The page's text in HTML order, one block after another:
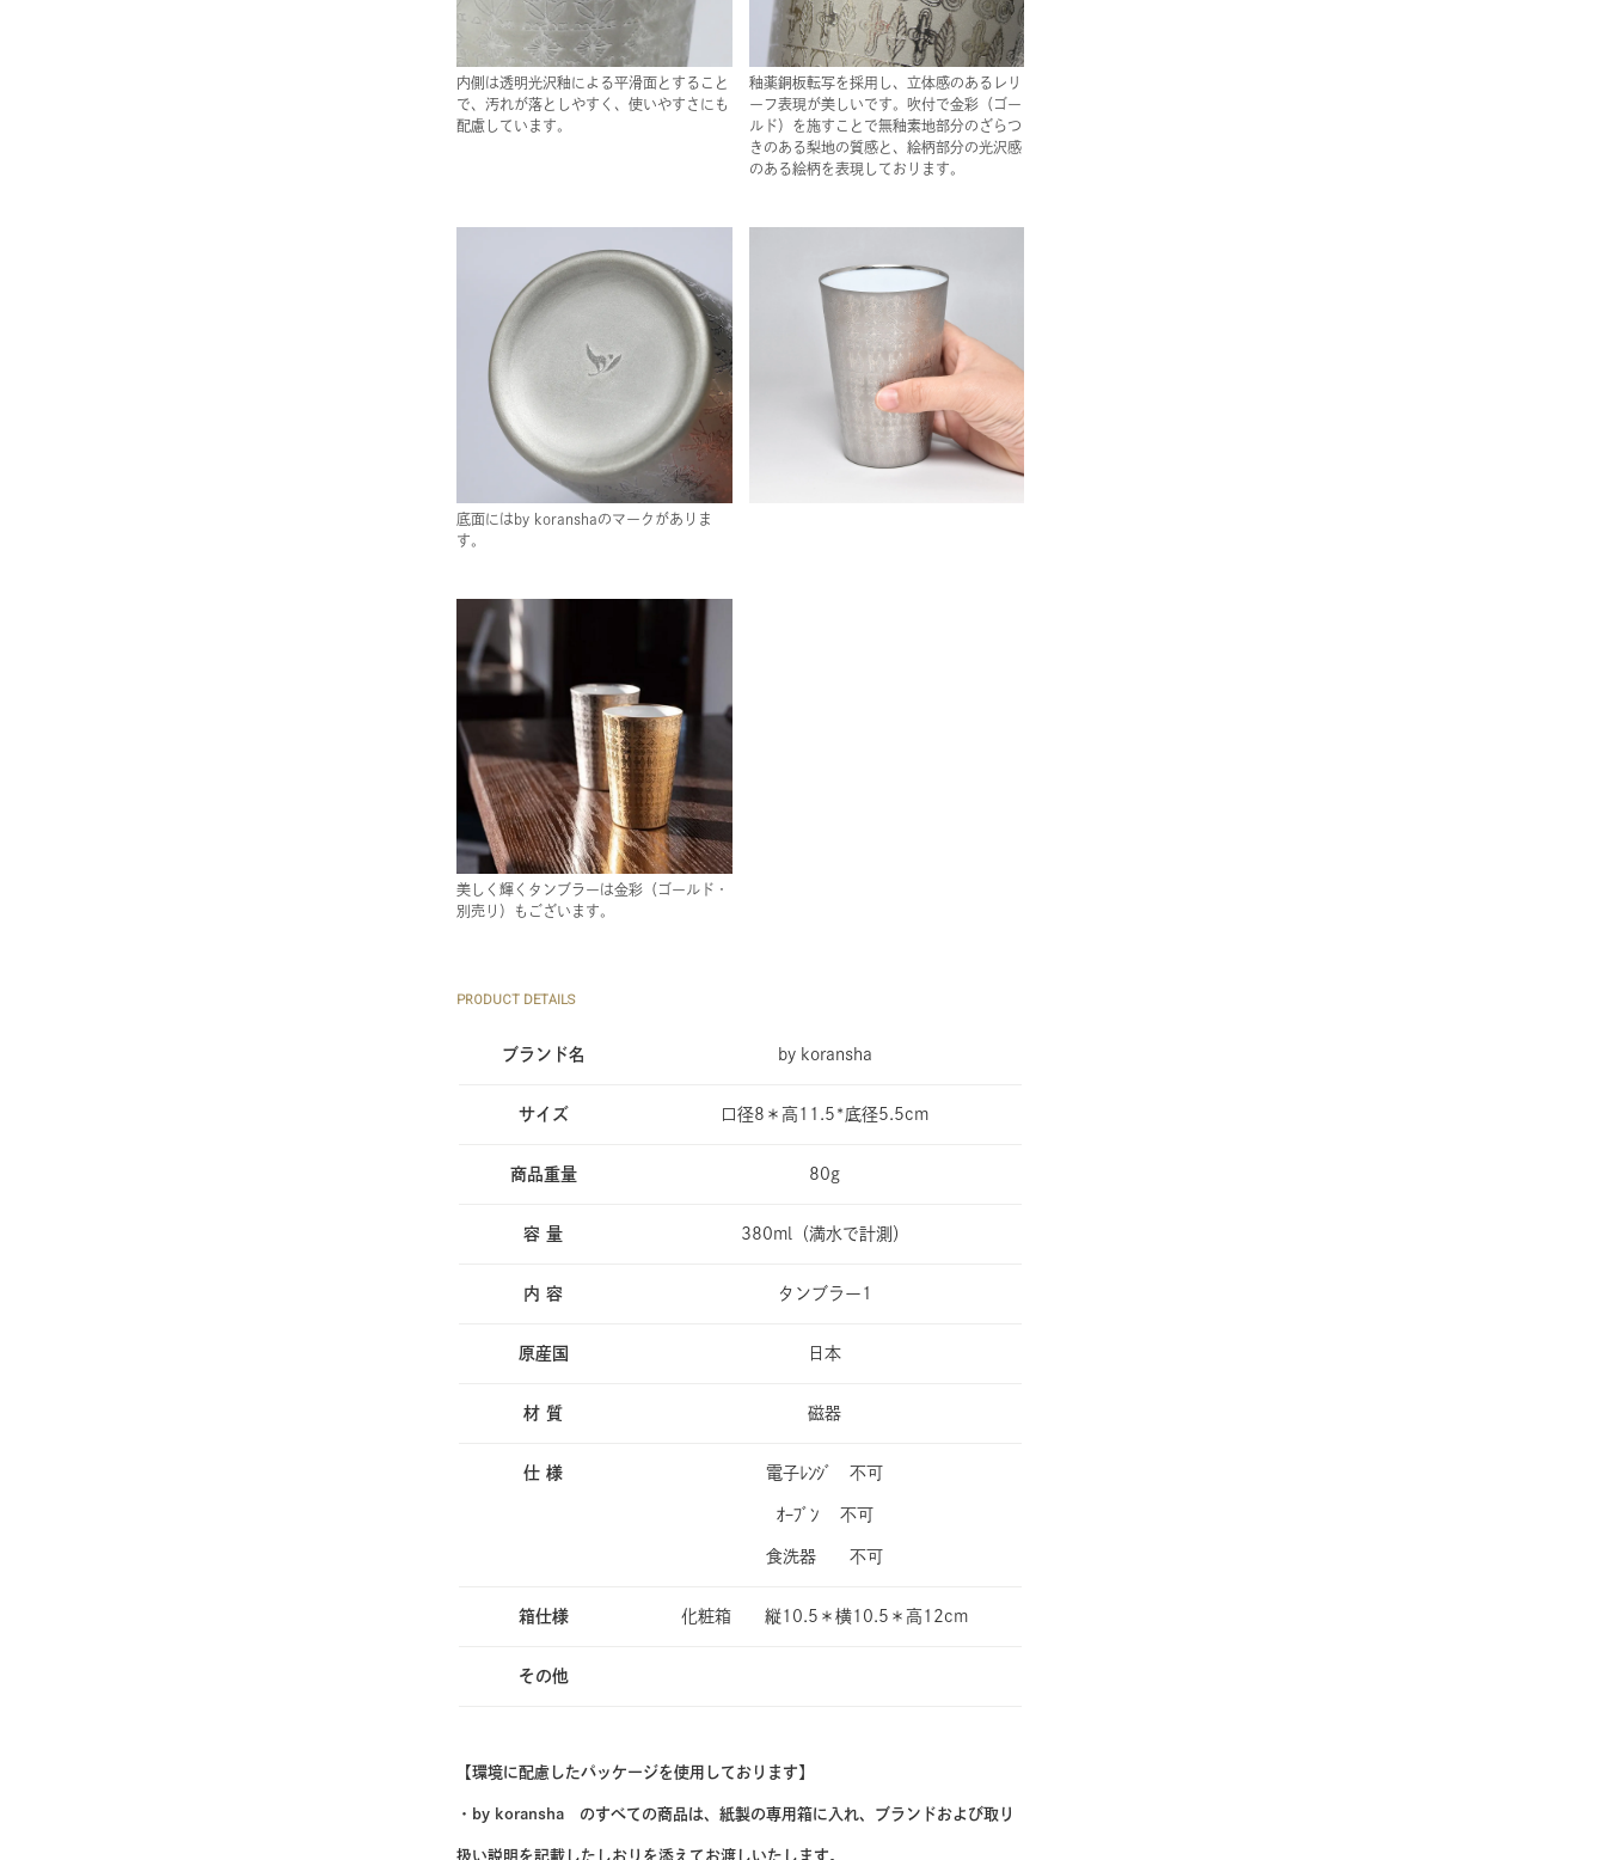
内側は透明光沢釉による平滑面とすること
で、汚れが落としやすく、使いやすさにも
配慮しています。
釉薬銅板転写を採用し、立体感のあるレリ
ーフ表現が美しいです。吹付で金彩（ゴー
ルド）を施すことで無釉素地部分のざらつ
きのある梨地の質感と、絵柄部分の光沢感
のある絵柄を表現しております。
底面にはby koranshaのマークがありま
す。
美しく輝くタンブラーは金彩（ゴールド・
別売り）もございます。
PRODUCT DETAILS
ブランド名 by koransha
サイズ 口径8＊高11.5*底径5.5cm
商品重量 80g
容 量 380ml（満水で計測）
内 容 タンブラー1
原産国 日本
材 質 磁器
仕 様 電子ﾚﾝｼﾞ 不可
ｵｰﾌﾞﾝ 不可
食洗器 不可
箱仕様 化粧箱 縦10.5＊横10.5＊高12cm
その他
【環境に配慮したパッケージを使用しております】
・by koransha のすべての商品は、紙製の専用箱に入れ、ブランドおよび取り
扱い説明を記載したしおりを添えてお渡しいたします。